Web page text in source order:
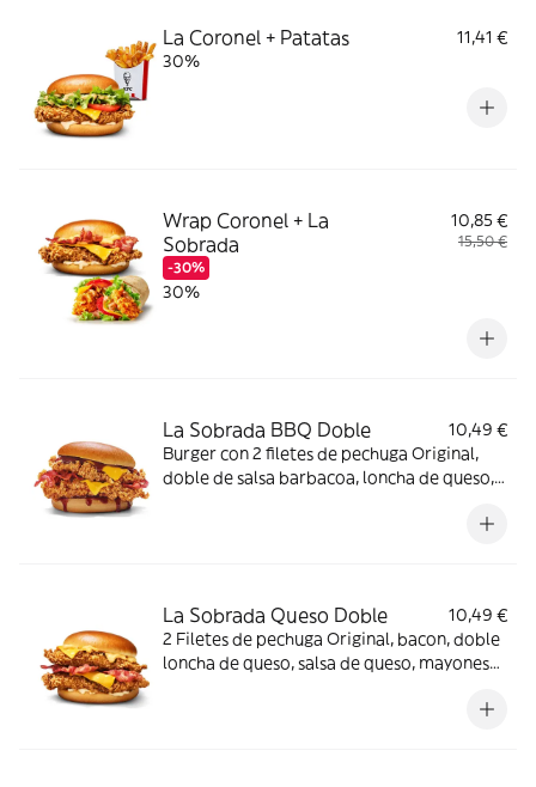
La Coronel + Patatas
11,41 €
30%
Wrap Coronel + La
Sobrada
-30%
10,85 €
15,50 €
30%
La Sobrada BBQ Doble
10,49 €
Burger con 2 filetes de pechuga Original,
doble de salsa barbacoa, loncha de queso,
La Sobrada Queso Doble
10,49 €
2 Filetes de pechuga Original, bacon, doble
loncha de queso, salsa de queso, mayonesa